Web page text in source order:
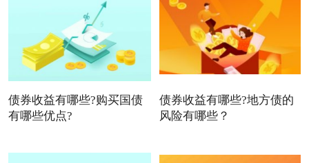
债券收益有哪些?购买国债
有哪些优点?
债券收益有哪些?地方债的
风险有哪些？